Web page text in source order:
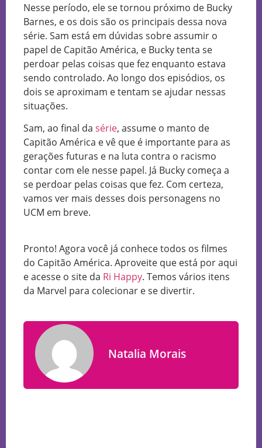
Nesse período, ele se tornou próximo de Bucky
Barnes, e os dois são os principais dessa nova
série. Sam está em dúvidas sobre assumir o
papel de Capitão América, e Bucky tenta se
perdoar pelas coisas que fez enquanto estava
sendo controlado. Ao longo dos episódios, os
dois se aproximam e tentam se ajudar nessas
situações.
Sam, ao final da série, assume o manto de
Capitão América e vê que é importante para as
gerações futuras e na luta contra o racismo
contar com ele nesse papel. Já Bucky começa a
se perdoar pelas coisas que fez. Com certeza,
vamos ver mais desses dois personagens no
UCM em breve.
Pronto! Agora você já conhece todos os filmes
do Capitão América. Aproveite que está por aqui
e acesse o site da Ri Happy. Temos vários itens
da Marvel para colecionar e se divertir.
Natalia Morais